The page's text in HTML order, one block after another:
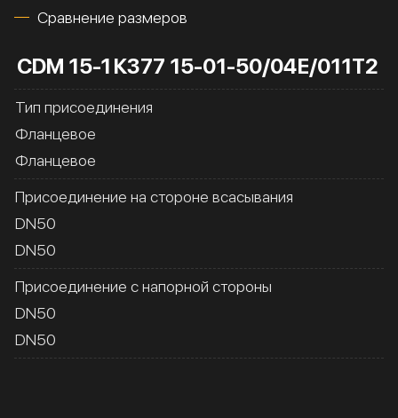
Сравнение размеров
CDM 15-1 К377 15-01-50/04Е/011Т2
Тип присоединения
Фланцевое
Фланцевое
Присоединение на стороне всасывания
DN50
DN50
Присоединение с напорной стороны
DN50
DN50